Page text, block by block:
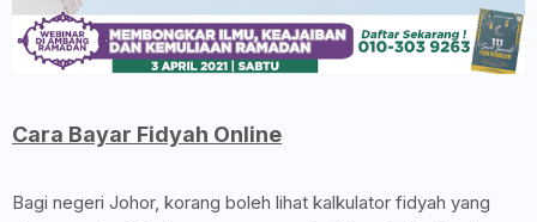
Cara Bayar Fidyah Online
Bagi negeri Johor, korang boleh lihat kalkulator fidyah yang